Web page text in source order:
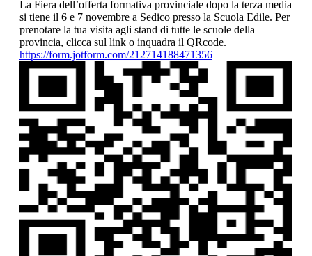
La Fiera dell’offerta formativa provinciale dopo la terza media
si tiene il 6 e 7 novembre a Sedico presso la Scuola Edile. Per
prenotare la tua visita agli stand di tutte le scuole della
provincia, clicca sul link o inquadra il QRcode.
https://form.jotform.com/212714188471356